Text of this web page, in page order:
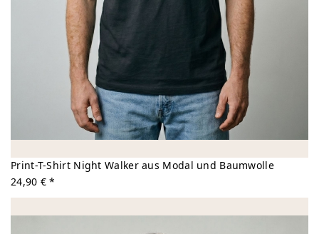
Print-T-Shirt Night Walker aus Modal und Baumwolle
24,90 € *